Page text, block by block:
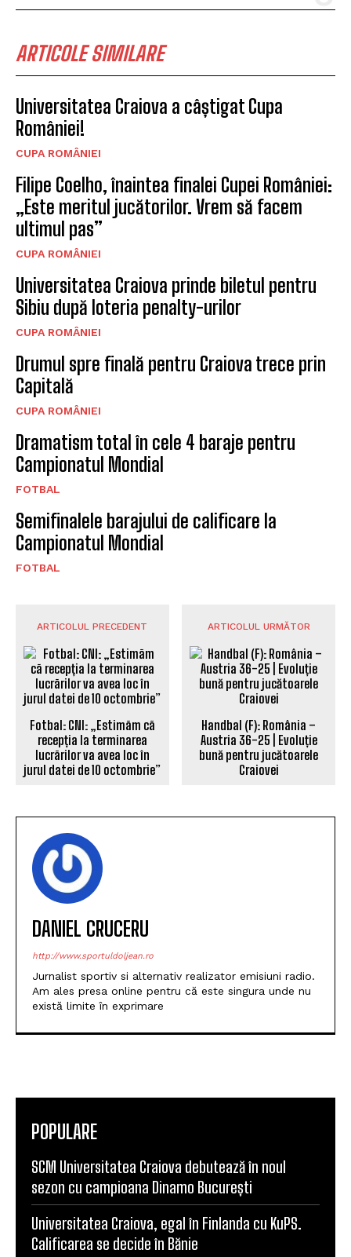
ARTICOLE SIMILARE
Universitatea Craiova a câștigat Cupa
României!
CUPA ROMÂNIEI
Filipe Coelho, înaintea finalei Cupei României:
„Este meritul jucătorilor. Vrem să facem
ultimul pas”
CUPA ROMÂNIEI
Universitatea Craiova prinde biletul pentru
Sibiu după loteria penalty-urilor
CUPA ROMÂNIEI
Drumul spre finală pentru Craiova trece prin
Capitală
CUPA ROMÂNIEI
Dramatism total în cele 4 baraje pentru
Campionatul Mondial
FOTBAL
Semifinalele barajului de calificare la
Campionatul Mondial
FOTBAL
ARTICOLUL PRECEDENT
Fotbal: CNI: „Estimãm cã
recepția la terminarea
lucrãrilor va avea loc în
jurul datei de 10 octombrie”
ARTICOLUL URMĂTOR
Handbal (F): România –
Austria 36-25 | Evoluție
bună pentru jucătoarele
Craiovei
DANIEL CRUCERU
http://www.sportuldoljean.ro
Jurnalist sportiv si alternativ realizator emisiuni radio.
Am ales presa online pentru că este singura unde nu
există limite în exprimare
POPULARE
SCM Universitatea Craiova debutează în noul
sezon cu campioana Dinamo București
Universitatea Craiova, egal în Finlanda cu KuPS.
Calificarea se decide în Bănie